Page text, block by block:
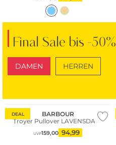
Final Sale bis -50%
DAMEN HERREN
DEAL
BARBOUR
Troyer Pullover LAVENSDALE
UVP159,00 94,99